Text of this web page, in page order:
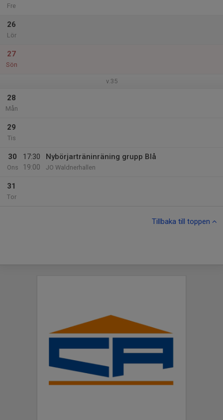
Fre
26
Lör
27
Sön
v.35
28
Mån
29
Tis
30
Ons
17:30
19:00
Nybörjarträninräning grupp Blå
JO Waldnerhallen
31
Tor
Tillbaka till toppen